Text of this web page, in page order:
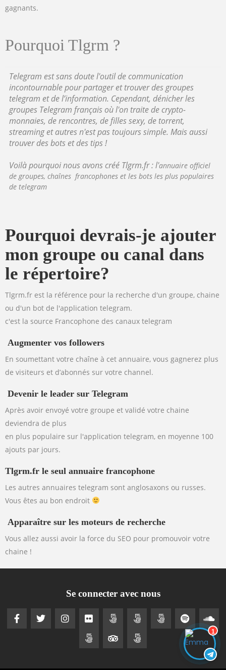
1
gagnants.
Pourquoi Tlgrm ?
Telegram est sans doute l'outil de communication
incontournable pour partager et trouver des groupes
telegram et de l’information. Cependant, dénicher les
groupes Telegram français où l'on traite de crypto-
monnaies, de rencontres, de filles sexy, de torrent,
streaming et autres n'est pas toujours simple. Mais aussi
trouver des bots et des tips !
Voilà pourquoi nous avons créé Tlgrm.fr : l'annuaire officiel
de groupes, chaînes francophones et les bots les plus populaires
de telegram
Pourquoi devrais-je ajouter
mon groupe ou canal dans
le répertoire?
Tlgrm.fr est la référence pour la recherche d'un groupe, chaine
ou d'un bot de l'application telegram.
c'est la source Francophone des canaux telegram
Augmenter vos followers
En soumettant votre chaîne à cet annuaire, vous gagnerez plus
de visiteurs et d’abonnés sur votre channel.
Devenir le leader sur Telegram
Après avoir envoyé votre groupe et validé votre chaine
deviendra de plus
en plus populaire sur l'application telegram, en moyenne 100
ajouts par jours.
Tlgrm.fr le seul annuaire francophone
Les autres annuaires telegram sont anglosaxons ou russes.
Vous êtes au bon endroit
Apparaître sur les moteurs de recherche
Vous allez aussi avoir la force du SEO pour promouvoir votre
chaine !
Se connecter avec nous